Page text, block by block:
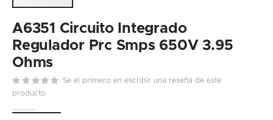
to
the
beginning
of
the
images
A6351 Circuito Integrado
Regulador Prc Smps 650V 3.95
Ohms
Se el primero en escribir una reseña de este
producto